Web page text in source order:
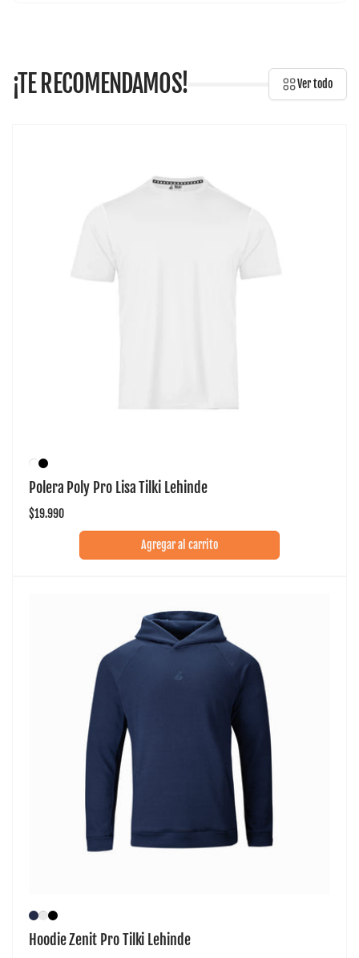
¡TE RECOMENDAMOS! Ver todo
Polera Poly Pro Lisa Tilki Lehinde
Precio
$19.990
Agregar al carrito
Hoodie Zenit Pro Tilki Lehinde